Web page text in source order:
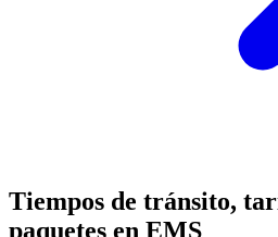
Tiempos de tránsito,
paquetes en EMS